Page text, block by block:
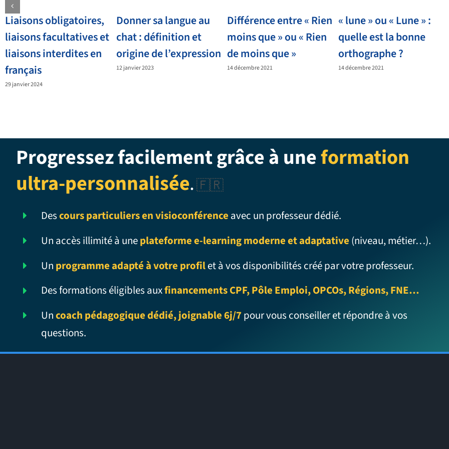
Liaisons obligatoires,
liaisons facultatives et
liaisons interdites en
français
29 janvier 2024
Donner sa langue au
chat : définition et
origine de l’expression
12 janvier 2023
Différence entre « Rien
moins que » ou « Rien
de moins que »
14 décembre 2021
« lune » ou « Lune » :
quelle est la bonne
orthographe ?
14 décembre 2021
Progressez facilement grâce à uneformation
ultra-personnalisée.🇫🇷
Descours particuliers en visioconférence avec un professeur dédié.
Un accès illimité à uneplateforme e-learning moderne et adaptative (niveau, métier…).
Un programme adapté à votre profilet à vos disponibilités créé par votre professeur.
Des formations éligibles auxfinancements CPF, Pôle Emploi, OPCOs, Régions, FNE…
Uncoach pédagogique dédié, joignable 6j/7pour vous conseiller et répondre à vos
questions.